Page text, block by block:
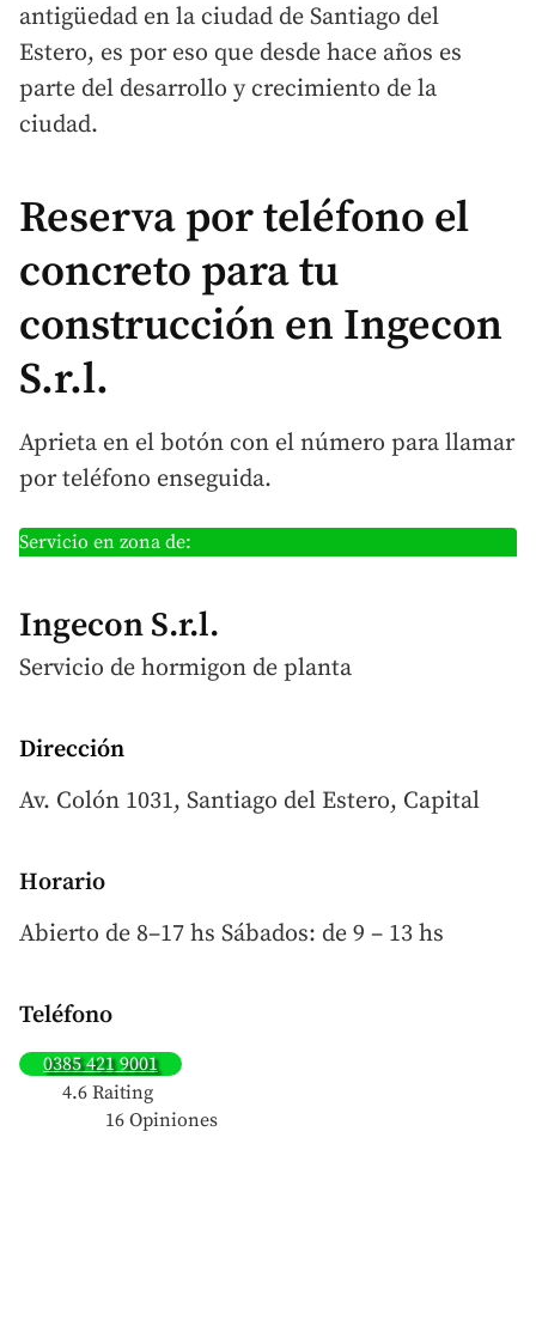
antigüedad en la ciudad de Santiago del
Estero, es por eso que desde hace años es
parte del desarrollo y crecimiento de la
ciudad.
Reserva por teléfono el
concreto para tu
construcción en Ingecon
S.r.l.
Aprieta en el botón con el número para llamar
por teléfono enseguida.
Servicio en zona de:
Ingecon S.r.l.
Servicio de hormigon de planta
Dirección
Av. Colón 1031, Santiago del Estero, Capital
Horario
Abierto de 8–17 hs Sábados: de 9 – 13 hs
Teléfono
0385 421 9001
4.6 Raiting
16 Opiniones